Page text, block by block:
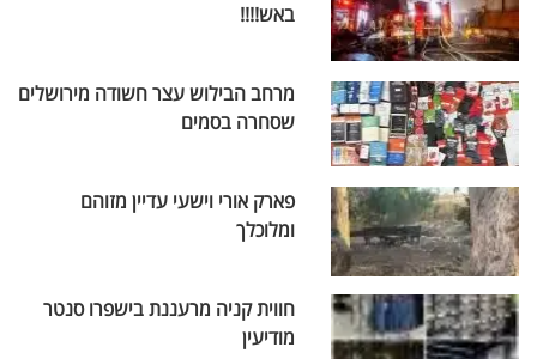
באש!!!!
מרחב הבילוש עצר חשודה מירושלים
שסחרה בסמים
פארק אורי וישעי עדיין מזוהם
ומלוכלך
חווית קניה מרעננת בישפרו סנטר
מודיעין